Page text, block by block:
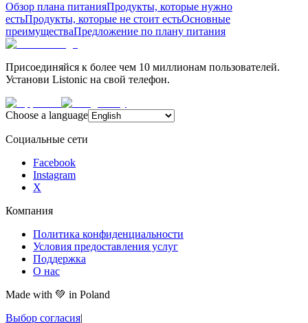
Обзор плана питанияПродукты, которые нужно
естьПродукты, которые не стоит естьОсновные
преимуществаПредложение по плану питания
Присоединяйся к более чем 10 миллионам пользователей.
Установи Listonic на свой телефон.
Choose a language
Социальные сети
Facebook
Instagram
X
Компания
Политика конфиденциальности
Условия предоставления услуг
Поддержка
О нас
Made with 💚 in Poland
Выбор согласия|